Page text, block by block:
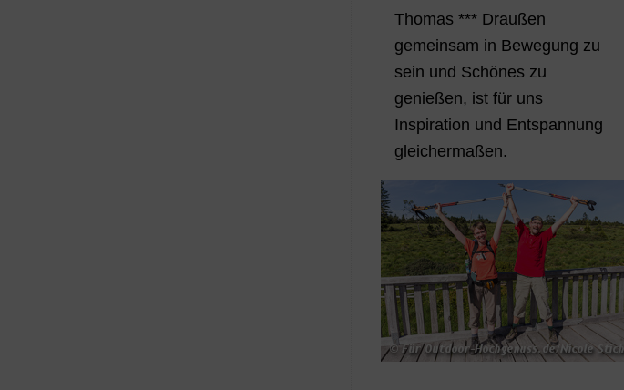
Thomas *** Draußen
gemeinsam in Bewegung zu
sein und Schönes zu
genießen, ist für uns
Inspiration und Entspannung
gleichermaßen.